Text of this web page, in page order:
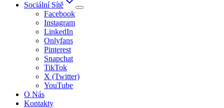
Sociální Sítě
Facebook
Instagram
LinkedIn
Onlyfans
Pinterest
Snapchat
TikTok
X (Twitter)
YouTube
O Nás
Kontakty